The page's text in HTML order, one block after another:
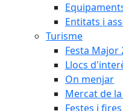
Entitats i
Turisme
Festa Major
Llocs
On menjar
Mercat de
Festes i fires